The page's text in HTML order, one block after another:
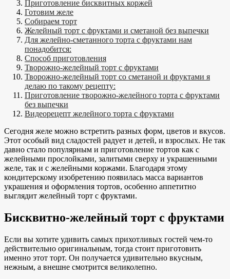
Приготовление бисквитных коржей
Готовим желе
Собираем торт
Желейный торт с фруктами и сметаной без выпечки
Для желейно-сметанного торта с фруктами нам
понадобится:
Способ приготовления
Творожно-желейный торт с фруктами
Творожно-желейный торт со сметаной и фруктами я
делаю по такому рецепту:
Приготовление творожно-желейного торта с фруктами
без выпечки
Видеорецепт желейного торта с фруктами
Сегодня желе можно встретить разных форм, цветов и вкусов.
Этот особый вид сладостей радует и детей, и взрослых. Не так
давно стало популярным и приготовление тортов как с
желейными прослойками, залитыми сверху и украшенными
желе, так и с желейными коржами. Благодаря этому
кондитерскому изобретению появилась масса вариантов
украшения и оформления тортов, особенно аппетитно
выглядит желейный торт с фруктами.
Бисквитно-желейный торт с фруктами
Если вы хотите удивить самых прихотливых гостей чем-то
действительно оригинальным, тогда стоит приготовить
именно этот торт. Он получается удивительно вкусным,
нежным, а внешне смотрится великолепно.